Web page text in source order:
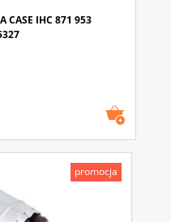
CASE IHC 871 953
promocja